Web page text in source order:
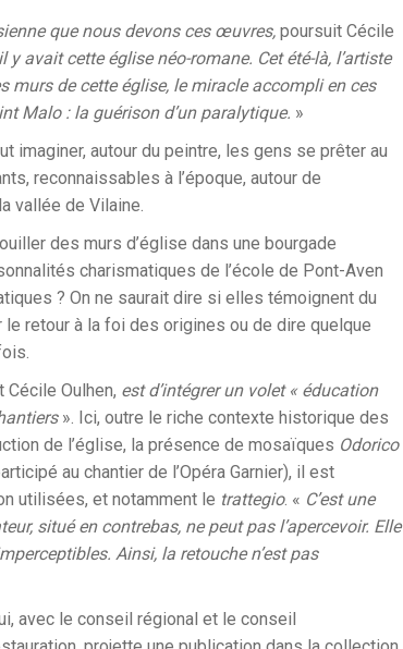
que nous devons ces œuvres, poursuit Cécile
avait cette église néo-romane. Cet été-là, l’artiste
murs de cette église, le miracle accompli en ces
Malo : la guérison d’un paralytique. »
imaginer, autour du peintre, les gens se prêter au
reconnaissables à l’époque, autour de
vallée de Vilaine.
des murs d’église dans une bourgade
charismatiques de l’école de Pont-Aven
? On ne saurait dire si elles témoignent du
retour à la foi des origines ou de dire quelque
Cécile Oulhen, est d’intégrer un volet « éducation
». Ici, outre le riche contexte historique des
de l’église, la présence de mosaïques Odorico
au chantier de l’Opéra Garnier), il est
utilisées, et notamment le trattegio. « C’est une
situé en contrebas, ne peut pas l’apercevoir. Elle
Ainsi, la retouche n’est pas
avec le conseil régional et le conseil